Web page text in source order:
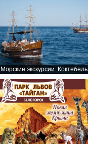
Морские экскурсии. Коктебель